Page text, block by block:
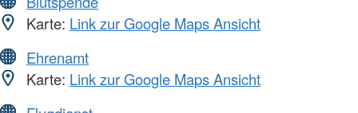
Karte: Link zur Google Maps Ansicht
Ehrenamt
Karte: Link zur Google Maps Ansicht